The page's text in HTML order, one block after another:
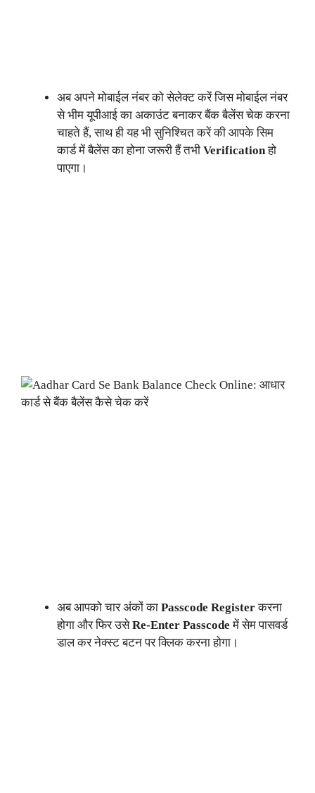
अब अपने मोबाईल नंबर को सेलेक्ट करें जिस मोबाईल नंबर
से भीम यूपीआई का अकाउंट बनाकर बैंक बैलेंस चेक करना
चाहते हैं, साथ ही यह भी सुनिश्चित करें की आपके सिम
कार्ड में बैलेंस का होना जरूरी हैं तभी Verificationहो
पाएगा।
अब आपको चार अंकों का Passcode Registerकरना
होगा और फिर उसेRe-Enter Passcode में सेम पासवर्ड
डाल कर नेक्स्ट बटन पर क्लिक करना होगा।